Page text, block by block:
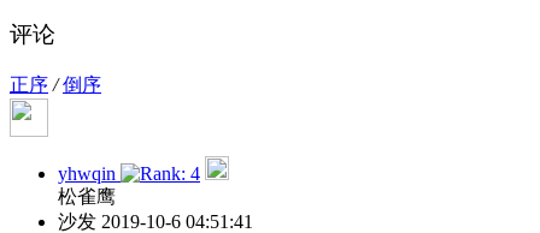
评论
正序 / 倒序
yhwqin
松雀鹰
沙发 2019-10-6 04:51:41